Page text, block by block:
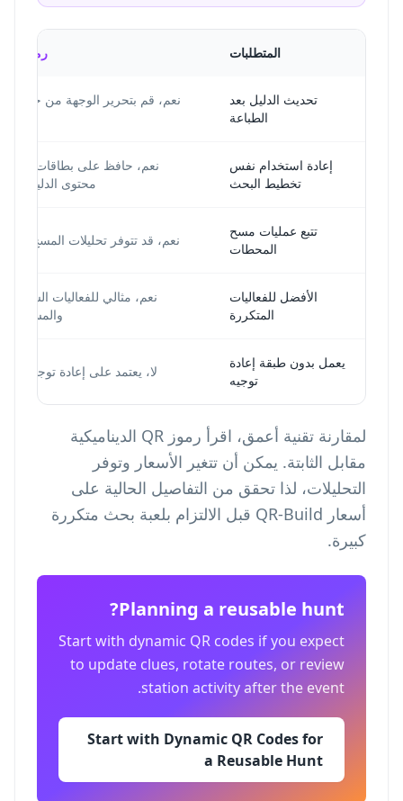
المتطلبات رمز QR ديناميكي
تحديث الدليل بعد
الطباعة
نعم، قم بتحرير الوجهة من خلال
إعادة استخدام نفس
تخطيط البحث
نعم، حافظ على بطاقات
محتوى الدليل عبر
تتبع عمليات مسح
المحطات
نعم، قد تتوفر تحليلات المسح
الأفضل للفعاليات
المتكررة
نعم، مثالي للفعاليات السنوية
والمسارات
يعمل بدون طبقة إعادة
توجيه
لا، يعتمد على إعادة توجيه عبر
لمقارنة تقنية أعمق، اقرأ
رموز QR الديناميكية
مقابل الثابتة. يمكن أن تتغير الأسعار وتوفر
التحليلات، لذا تحقق من التفاصيل الحالية على
أسعار QR-Build
قبل الالتزام بلعبة بحث متكررة
كبيرة.
Planning a reusable hunt?
Start with dynamic QR codes if you expect
to update clues, rotate routes, or review
station activity after the event.
Start with Dynamic QR Codes for
a Reusable Hunt